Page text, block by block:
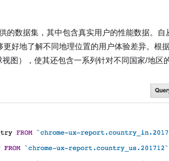
的数据集，其中包含真实用户的性能数据。自
好地了解不同地理位置的用户体验差异。根
图），使其还包含一系列针对不同国家/地区